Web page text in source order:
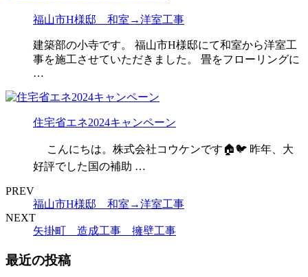
福山市H様邸 和室→洋室工事
建築部の小寺です。 福山市H様邸にて和室から洋室工
事を施工させていただきました。 畳をフローリングに
…
住宅省エネ2024キャンペーン
こんにちは。株式会社コウケンです🏠🐦 昨年、大
好評でした国の補助 …
PREV
福山市H様邸 和室→洋室工事
NEXT
矢掛町 造成工事 擁壁工事
最近の投稿